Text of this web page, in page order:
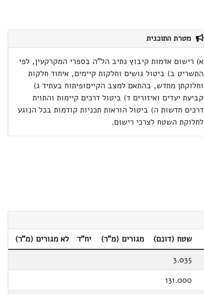
מטרת התוכנית
א) רישום אדמות קיבוץ נתיב הל"ה בספרי המקרקעין, לפי
התשריט ב) ביטול גושים וחלקות קיימים, איחוד חלקות
וחלוקתן מחדש, בהתאם למצב הקייםופיתוח בעתיד ג)
קביעת יעדים ואיזורים ד) ביטול דרכים קיימות והתוית
דרכים חדשות ה) ביטול הוראות תכניות קודמות בכל הנוגע
לחלוקת השטח לצרכי רישום.
שטח (דונם) מגורים (מ"ר) יח"ד
לא מגורים (מ"ר)
3.035
131.000